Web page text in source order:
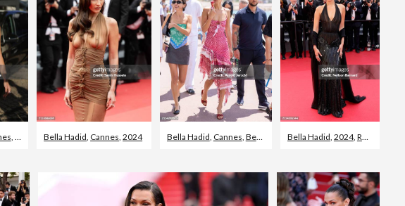
FrankrijkBella Hadid Cannes ,2024 Bella Hadid Cannes Beroemdheden gespot Bella Hadid 2024, Rode loper evenement